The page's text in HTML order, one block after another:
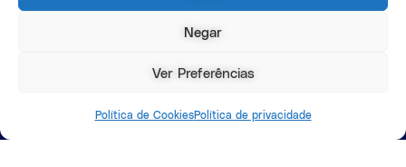
Negar
Ver Preferências
Política de CookiesPolítica de privacidade
© 2025 – Sonae